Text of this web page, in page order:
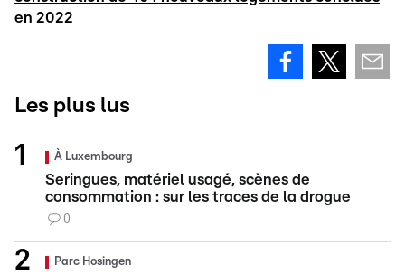
en 2022
Les plus lus
À Luxembourg
Seringues, matériel usagé, scènes de
consommation : sur les traces de la drogue
0
Parc Hosingen